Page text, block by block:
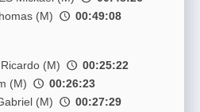
(M)
00:49:08
(M)
00:25:22
(M)
00:26:23
(M)
00:27:29